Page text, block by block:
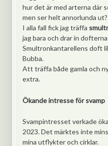
hur det är med arterna där
men ser helt annorlunda ut?
I alla fall fick jag träffa
jag bara och drar in
Smultronkantarellens doft
Bubba.
Att träffa både gamla och
extra.
Ökande intresse för svamp
Svampintresset verkade
2023. Det märktes inte
mina utflykter och cirklar.